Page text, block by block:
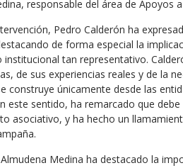
responsable del área de Apoyos
Pedro Calderón ha
de forma especial la
institucional tan representativo.
de sus experiencias reales y de la
construye únicamente desde las
este sentido, ha remarcado que
asociativo, y ha hecho un
Medina ha destacado la